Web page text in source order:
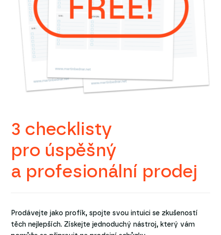
3 checklisty
pro úspěšný
a profesionální prodej
Prodávejte jako profík, spojte svou intuici se zkušeností
těch nejlepších. Získejte jednoduchý nástroj, který vám